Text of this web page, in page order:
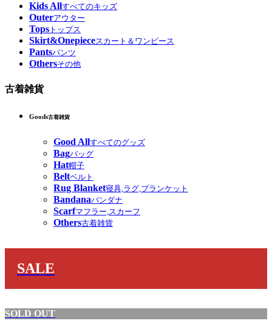
Kids Allすべてのキッズ
Outerアウター
Tops トップス
Skirt&Onepieceスカート＆ワンピース
Pantsパンツ
Othersその他
古着雑貨
Goods古着雑貨
Good Allすべてのグッズ
Bagバッグ
Hat帽子
Beltベルト
Rug Blanket寝具,ラグ,ブランケット
Bandanaバンダナ
Scarfマフラー,スカーフ
Others古着雑貨
SALE
SOLD OUT